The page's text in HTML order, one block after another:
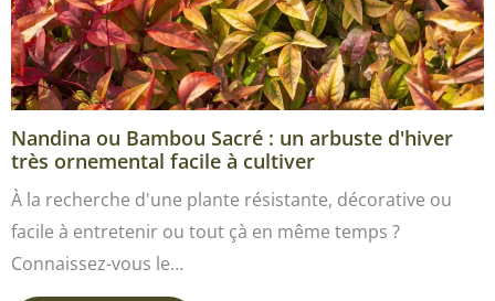
Nandina ou Bambou Sacré : un arbuste d'hiver
très ornemental facile à cultiver
À la recherche d'une plante résistante, décorative ou
facile à entretenir ou tout çà en même temps ?
Connaissez-vous le…